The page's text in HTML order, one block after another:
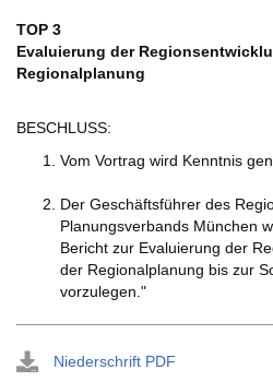
TOP 3
Evaluierung der
Regionalplanung
BESCHLUSS:
Vom Vortrag wird Kenntnis
Der Geschäftsführer des
Planungsverbands München
Bericht zur Evaluierung der
der Regionalplanung bis zur
vorzulegen."
Niederschrift PDF